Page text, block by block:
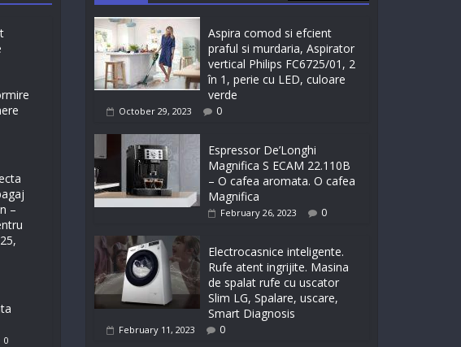
–
0
Aspira comod si efcient
praful si murdaria, Aspirator
vertical Philips FC6725/01, 2
în 1, perie cu LED, culoare
verde
October 29, 2023 0
Espressor De’Longhi
Magnifica S ECAM 22.110B
– O cafea aromata. O cafea
Magnifica
February 26, 2023 0
Electrocasnice inteligente.
Rufe atent ingrijite. Masina
de spalat rufe cu uscator
Slim LG, Spalare, uscare,
Smart Diagnosis
February 11, 2023 0